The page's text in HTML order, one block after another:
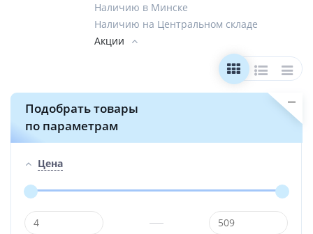
Наличию в Минске
Наличию на Центральном складе
Акции
Подобрать товары
по параметрам
Цена